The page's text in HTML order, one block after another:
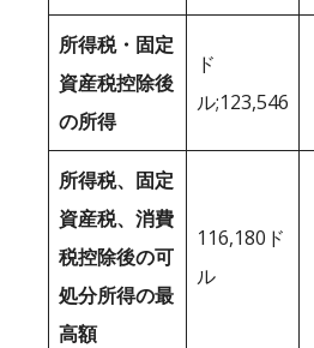
所得税・固定
資産税控除後
の所得
ド
ル;123,546
所得税、固定
資産税、消費
税控除後の可
処分所得の最
高額
116,180ド
ル